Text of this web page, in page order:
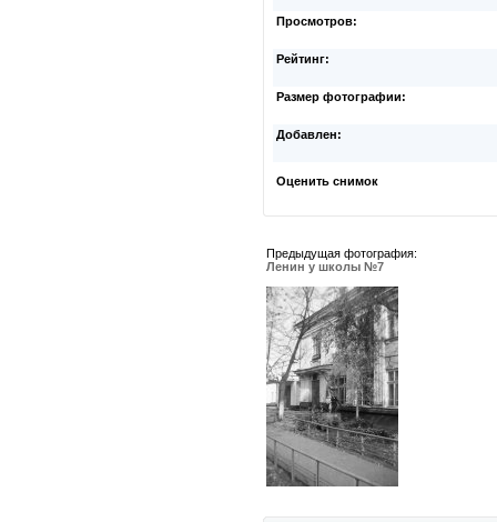
Просмотров:
Рейтинг:
Размер фотографии:
Добавлен:
Оценить снимок
Предыдущая фотография:
Ленин у школы №7